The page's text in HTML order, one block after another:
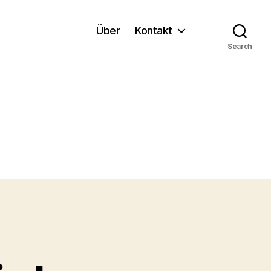
Über Kontakt
Search